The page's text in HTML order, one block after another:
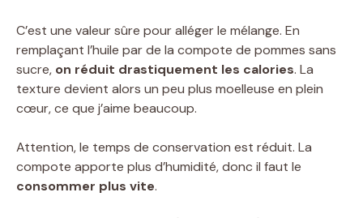
C’est une valeur sûre pour alléger le mélange. En
remplaçant l’huile par de la compote de pommes sans
sucre, on réduit drastiquement les calories. La
texture devient alors un peu plus moelleuse en plein
cœur, ce que j’aime beaucoup.
Attention, le temps de conservation est réduit. La
compote apporte plus d’humidité, donc il faut le
consommer plus vite.